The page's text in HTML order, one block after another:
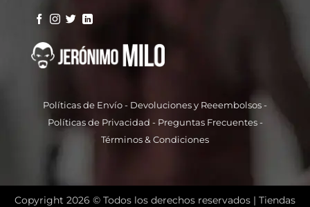
Políticas de Envío - Devoluciones y Reeembolsos -
Políticas de Privacidad - Preguntas Frecuentes-
Términos & Condiciones
Copyright 2026 © Todos los derechos reservados | Tiendas